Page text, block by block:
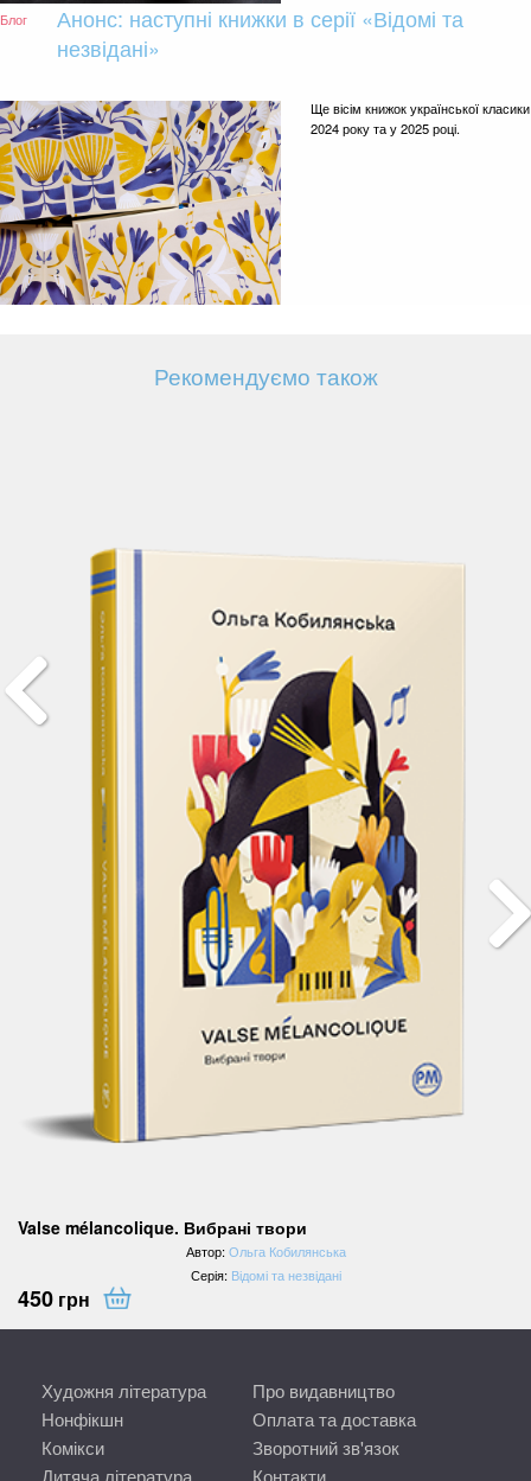
Блог
Анонс: наступні книжки в серії «Відомі та
незвідані»
Ще вісім книжок української
2024 року та у 2025 році.
Рекомендуємо також
Valse mélancolique. Вибрані твори
Автор:Ольга Кобилянська
Серія: Відомі та незвідані
450 грн
Художня література
Нонфікшн
Комікси
Дитяча література
Про видавництво
Оплата та доставка
Зворотний зв'язок
Контакти